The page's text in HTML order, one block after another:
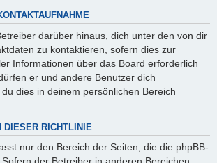
darüber hinaus, dich unter den von dir
zu kontaktieren, sofern dies zur
Informationen über das Board erforderlich
er und andere Benutzer dich
dies in deinem persönlichen Bereich
DIESER RICHTLINIE
nur den Bereich der Seiten, die die phpBB-